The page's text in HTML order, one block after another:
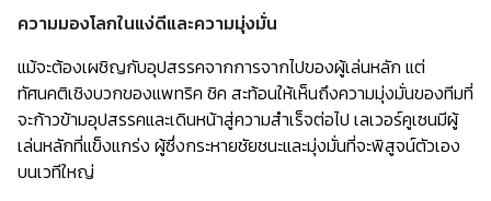
ความมองโลกในแง่ดีและความมุ่งมั่น
แม้จะต้องเผชิญกับอุปสรรคจากการจากไปของผู้เล่นหลัก แต่
ทัศนคติเชิงบวกของแพทริค ชิค สะท้อนให้เห็นถึงความมุ่งมั่นของทีมที่
จะก้าวข้ามอุปสรรคและเดินหน้าสู่ความสำเร็จต่อไป เลเวอร์คูเซนมีผู้
เล่นหลักที่แข็งแกร่ง ผู้ซึ่งกระหายชัยชนะและมุ่งมั่นที่จะพิสูจน์ตัวเอง
บนเวทีใหญ่